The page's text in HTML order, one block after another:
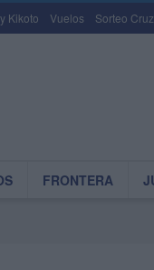
Kikoto Vuelos Sorteo
FRONTERA